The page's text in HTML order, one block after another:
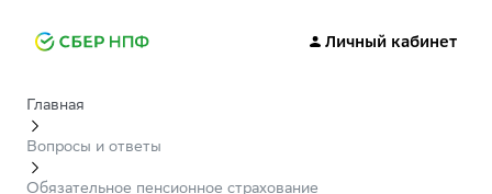
Личный кабинет
Главная
Вопросы и ответы
Обязательное пенсионное страхование